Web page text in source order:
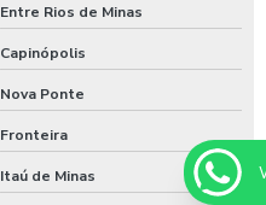
Entre Rios de Minas
Capinópolis
Nova Ponte
Fronteira
Itaú de Minas